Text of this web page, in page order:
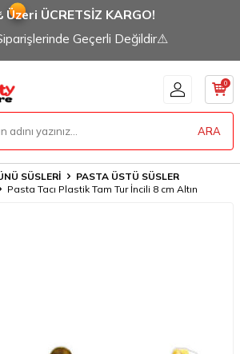
Üzeri ÜCRETSİZ KARGO!
Geçerli Değildir⚠
ARA
0
SÜSLERİ
PASTA ÜSTÜ SÜSLER
Pasta Tacı Plastik Tam Tur İncili 8 cm Altın